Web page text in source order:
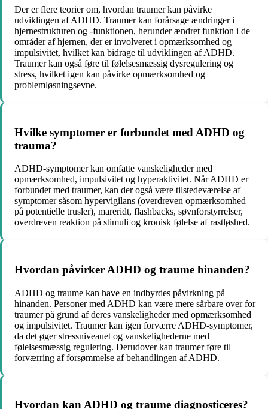
Der er flere teorier om, hvordan traumer kan påvirke
udviklingen af ADHD. Traumer kan forårsage ændringer i
hjernestrukturen og -funktionen, herunder ændret funktion i de
områder af hjernen, der er involveret i opmærksomhed og
impulsivitet, hvilket kan bidrage til udviklingen af ADHD.
Traumer kan også føre til følelsesmæssig dysregulering og
stress, hvilket igen kan påvirke opmærksomhed og
problemløsningsevne.
Hvilke symptomer er forbundet med ADHD og
trauma?
ADHD-symptomer kan omfatte vanskeligheder med
opmærksomhed, impulsivitet og hyperaktivitet. Når ADHD er
forbundet med traumer, kan der også være tilstedeværelse af
symptomer såsom hypervigilans (overdreven opmærksomhed
på potentielle trusler), mareridt, flashbacks, søvnforstyrrelser,
overdreven reaktion på stimuli og kronisk følelse af rastløshed.
Hvordan påvirker ADHD og traume hinanden?
ADHD og traume kan have en indbyrdes påvirkning på
hinanden. Personer med ADHD kan være mere sårbare over for
traumer på grund af deres vanskeligheder med opmærksomhed
og impulsivitet. Traumer kan igen forværre ADHD-symptomer,
da det øger stressniveauet og vanskelighederne med
følelsesmæssig regulering. Derudover kan traumer føre til
forværring af forsømmelse af behandlingen af ADHD.
Hvordan kan ADHD og traume diagnosticeres?